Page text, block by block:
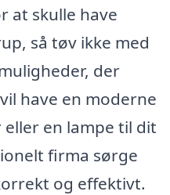
at skulle have
så tøv ikke med
der
have en moderne
en lampe til dit
firma sørge
og effektivt.